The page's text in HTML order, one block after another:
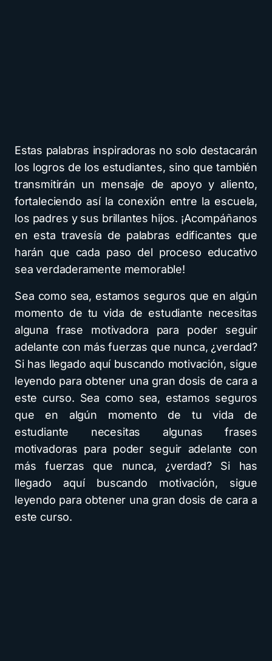
Estas palabras inspiradoras no solo destacarán
los logros de los estudiantes, sino que también
transmitirán un mensaje de apoyo y aliento,
fortaleciendo así la conexión entre la escuela,
los padres y sus brillantes hijos. ¡Acompáñanos
en esta travesía de palabras edificantes que
harán que cada paso del proceso educativo
sea verdaderamente memorable!
Sea como sea, estamos seguros que en algún
momento de tu vida de estudiante necesitas
alguna frase motivadora para poder seguir
adelante con más fuerzas que nunca, ¿verdad?
Si has llegado aquí buscando motivación, sigue
leyendo para obtener una gran dosis de cara a
este curso. Sea como sea, estamos seguros
que en algún momento de tu vida de
estudiante necesitas algunas frases
motivadoras para poder seguir adelante con
más fuerzas que nunca, ¿verdad? Si has
llegado aquí buscando motivación, sigue
leyendo para obtener una gran dosis de cara a
este curso.